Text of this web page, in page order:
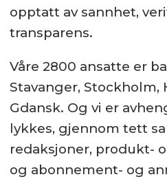
opptatt av sannhet,
transparens.
Våre 2800 ansatte er
Stavanger, Stockholm,
Gdansk. Og vi er
lykkes, gjennom tett
redaksjoner, produkt-
og abonnement- og